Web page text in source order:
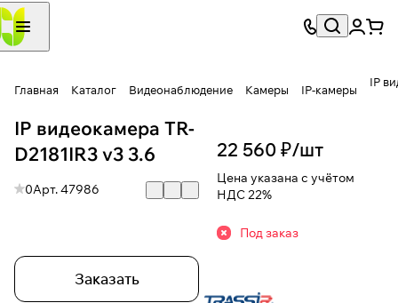
Главная Каталог Видеонаблюдение Камеры IP-камеры
IP
IP видеокамера TR-
D2181IR3 v3 3.6
0Арт.47986
Заказать
22 560 ₽/шт
Цена указана с учётом
НДС 22%
Под заказ